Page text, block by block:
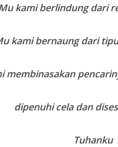
kami berlindung dari
kami bernaung dari
membinasakan
dipenuhi cela dan
Tuhanku